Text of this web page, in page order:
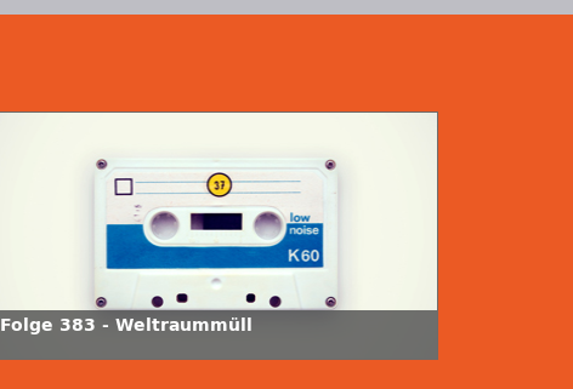
Folge 383 - Weltraummüll